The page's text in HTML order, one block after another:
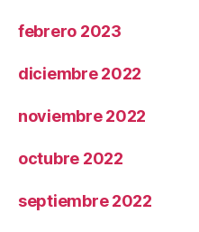
febrero 2023
diciembre 2022
noviembre 2022
octubre 2022
septiembre 2022